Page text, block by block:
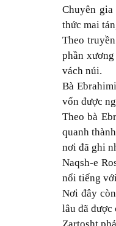
Chuyên
thức mai
Theo
phần
vách núi.
Bà
vốn được
Theo bà
quanh
nơi đã ghi
Naqsh-e
nổi tiếng
Nơi đây
lâu đã được